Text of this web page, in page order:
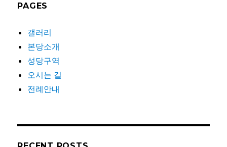
PAGES
갤러리
본당소개
성당구역
오시는 길
전례안내